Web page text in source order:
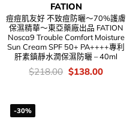
FATION
痘痘肌友好 不致痘防曬～70%護膚
保濕精華～東亞藥廠出品 FATION
Nosca9 Trouble Comfort Moisture
Sun Cream SPF 50+ PA++++專利
肝素鎮靜水潤保濕防曬 – 40ml
價
錢：
$218.00 Original
price
$138.00Current
-30%